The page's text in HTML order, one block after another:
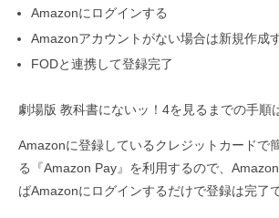
Amazonにログインする
Amazonアカウントがない場合は新規作成
FODと連携して登録完了
劇場版 教科書にないッ！4を見るまでの手順
Amazonに登録しているクレジットカードで
る『Amazon Pay』を利用するので、
ばAmazonにログインするだけで登録は完了で